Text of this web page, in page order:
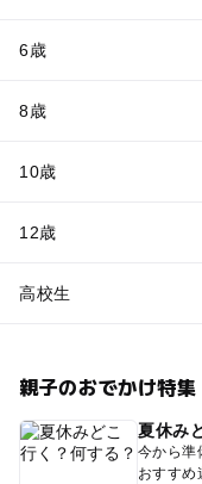
6歳
8歳
10歳
12歳
高校生
親子のおでかけ特集
夏休み
今から準
おすすめ